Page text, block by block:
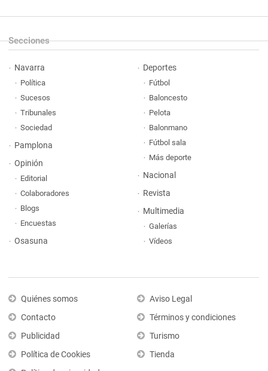
Secciones
Navarra
Política
Sucesos
Tribunales
Sociedad
Pamplona
Opinión
Editorial
Colaboradores
Blogs
Encuestas
Osasuna
Deportes
Fútbol
Baloncesto
Pelota
Balonmano
Fútbol sala
Más deporte
Nacional
Revista
Multimedia
Galerías
Vídeos
Quiénes somos
Contacto
Publicidad
Política de Cookies
Aviso Legal
Términos y condiciones
Turismo
Tienda